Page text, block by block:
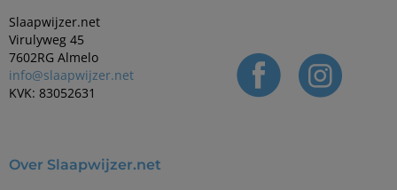
Slaapwijzer.net
Virulyweg 45
7602RG Almelo
info@slaapwijzer.net
KVK: 83052631
Over Slaapwijzer.net